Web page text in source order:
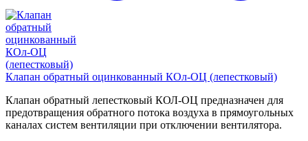
Клапан обратный оцинкованный КОл-ОЦ (лепестковый)
Клапан обратный лепестковый КОЛ-ОЦ предназначен для
предотвращения обратного потока воздуха в прямоугольных
каналах систем вентиляции при отключении вентилятора.